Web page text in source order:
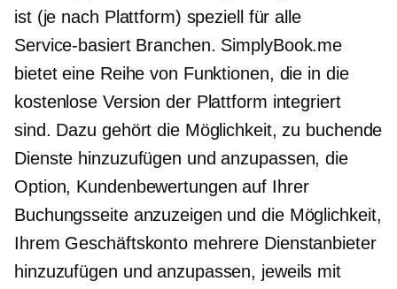
ist (je nach Plattform) speziell für alle
Service-basiertBranchen. SimplyBook.me
bietet eine Reihe von Funktionen, die in die
kostenlose Version der Plattform integriert
sind. Dazu gehört die Möglichkeit, zu buchende
Dienste hinzuzufügen und anzupassen, die
Option, Kundenbewertungen auf Ihrer
Buchungsseite anzuzeigen und die Möglichkeit,
Ihrem Geschäftskonto mehrere Dienstanbieter
hinzuzufügen und anzupassen, jeweils mit